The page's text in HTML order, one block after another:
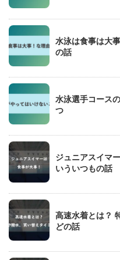
水泳は食事は大
の話
水泳選手コース
つ
ジュニアスイマ
いういつもの話
高速水着とは？
どの話